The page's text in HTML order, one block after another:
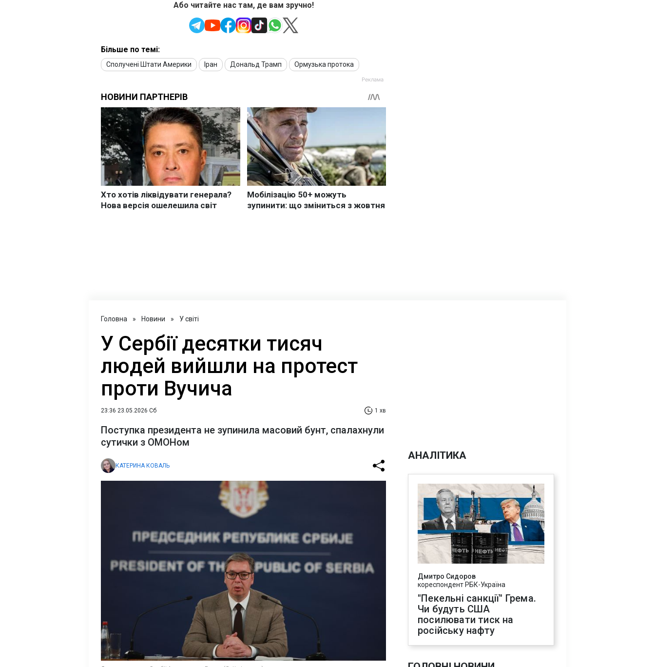
Або читайте нас там, де вам зручно!
Більше по темі:
Сполучені Штати Америки Іран Дональд Трамп Ормузька протока
Головна » Новини » У світі
У Сербії десятки тисяч
людей вийшли на протест
проти Вучича
23:36 23.05.2026 Сб 1 хв
Поступка президента не зупинила масовий бунт, спалахнули
сутички з ОМОНом
КАТЕРИНА КОВАЛЬ
АНАЛІТИКА
Дмитро Сидоров
кореспондент РБК-Україна
"Пекельні санкції" Грема.
Чи будуть США
посилювати тиск на
російську нафту